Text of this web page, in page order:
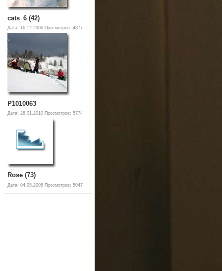
cats_6 (42)
Дата: 16.12.2006 Просмотров: 4877
P1010063
Дата: 28.01.2010 Просмотров: 5774
Rose (73)
Дата: 04.05.2005 Просмотров: 5047